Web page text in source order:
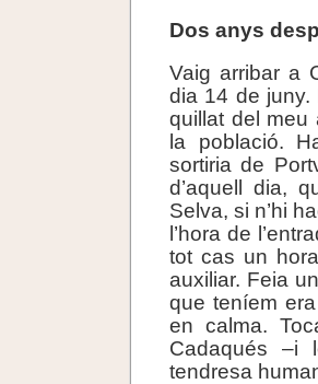
Dos anys
Vaig arribar a
dia 14 de juny.
quillat del meu
la població.
sortiria de
d’aquell dia,
Selva, si n’hi
l’hora de
tot cas un
auxiliar. Feia
que teníem
en calma.
Cadaqués –i
tendresa